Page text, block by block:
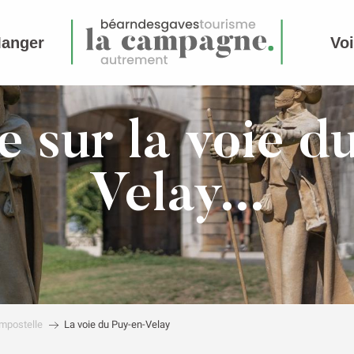
sur la voie
Velay...
La voie du Puy-en-Velay